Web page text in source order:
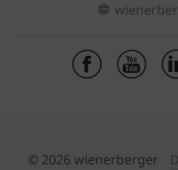
© 2026 wienerberger